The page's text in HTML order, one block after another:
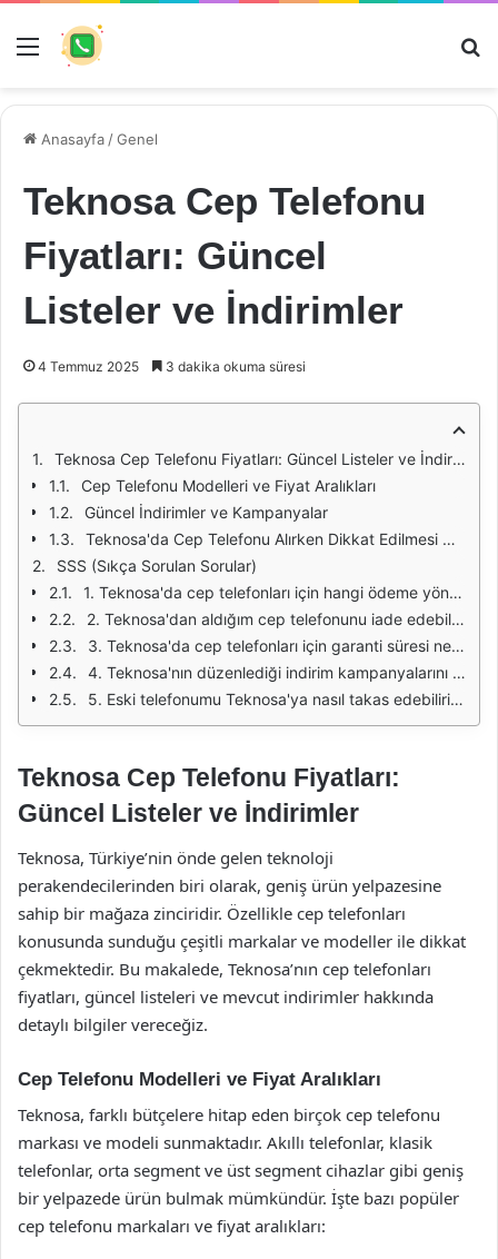
Menü
Anasayfa /Genel
Teknosa Cep Telefonu
Fiyatları: Güncel
Listeler ve İndirimler
4 Temmuz 2025 3 dakika okuma süresi
Teknosa Cep Telefonu Fiyatları: Güncel Listeler ve İndirimler
Cep Telefonu Modelleri ve Fiyat Aralıkları
Güncel İndirimler ve Kampanyalar
Teknosa'da Cep Telefonu Alırken Dikkat Edilmesi Gerekenler
SSS (Sıkça Sorulan Sorular)
1. Teknosa'da cep telefonları için hangi ödeme yöntemleri kabul ediliyor?
2. Teknosa'dan aldığım cep telefonunu iade edebilir miyim?
3. Teknosa'da cep telefonları için garanti süresi ne kadardır?
4. Teknosa'nın düzenlediği indirim kampanyalarını nereden takip edebilirim?
5. Eski telefonumu Teknosa'ya nasıl takas edebilirim?
Teknosa Cep Telefonu Fiyatları:
Güncel Listeler ve İndirimler
Teknosa, Türkiye’nin önde gelen teknoloji
perakendecilerinden biri olarak, geniş ürün yelpazesine
sahip bir mağaza zinciridir. Özellikle cep telefonları
konusunda sunduğu çeşitli markalar ve modeller ile dikkat
çekmektedir. Bu makalede, Teknosa’nın cep telefonları
fiyatları, güncel listeleri ve mevcut indirimler hakkında
detaylı bilgiler vereceğiz.
Cep Telefonu Modelleri ve Fiyat Aralıkları
Teknosa, farklı bütçelere hitap eden birçok cep telefonu
markası ve modeli sunmaktadır. Akıllı telefonlar, klasik
telefonlar, orta segment ve üst segment cihazlar gibi geniş
bir yelpazede ürün bulmak mümkündür. İşte bazı popüler
cep telefonu markaları ve fiyat aralıkları: